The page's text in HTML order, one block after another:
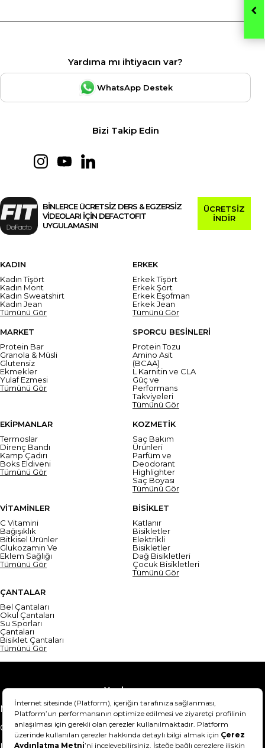
Yardıma mı ihtiyacın var?
WhatsApp Destek
Bizi Takip Edin
BİNLERCE ÜCRETSİZ DERS & EGZERSİZ
VİDEOLARI İÇİN DEFACTOFIT
UYGULAMASINI
ÜCRETSİZ
İNDİR
KADIN
Kadın Tişört
Kadın Mont
Kadın Sweatshirt
Kadın Jean
Tümünü Gör
ERKEK
Erkek Tişört
Erkek Şort
Erkek Eşofman
Erkek Jean
Tümünü Gör
MARKET
Protein Bar
Granola & Müsli
Glutensiz
Ekmekler
Yulaf Ezmesi
Tümünü Gör
SPORCU BESİNLERİ
Protein Tozu
Amino Asit
(BCAA)
L Karnitin ve CLA
Güç ve
Performans
Takviyeleri
Tümünü Gör
EKİPMANLAR
Termoslar
Direnç Bandı
Kamp Çadırı
Boks Eldiveni
Tümünü Gör
KOZMETİK
Saç Bakım
Ürünleri
Parfüm ve
Deodorant
Highlighter
Saç Boyası
Tümünü Gör
VİTAMİNLER
C Vitamini
Bağışıklık
Bitkisel Ürünler
Glukozamin Ve
Eklem Sağlığı
Tümünü Gör
BİSİKLET
Katlanır
Bisikletler
Elektrikli
Bisikletler
Dağ Bisikletleri
Çocuk Bisikletleri
Tümünü Gör
ÇANTALAR
Bel Çantaları
Okul Çantaları
Su Sporları
Çantaları
Bisiklet Çantaları
Tümünü Gör
Yardım
Mesafeli Satış Sözleşmesi
Teslimat Bilgisi
Gizlilik Sözleşmesi
Şartlar & Koşullar